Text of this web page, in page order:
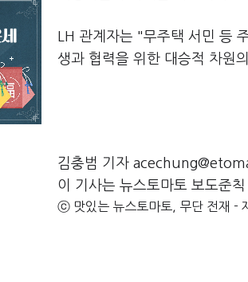
LH 관계자는 "무주택 서민 등
생과 협력을 위한 대승적 차원
김충범 기자
이 기사는 뉴스토마토 보도준
ⓒ 맛있는 뉴스토마토, 무단 전재 -